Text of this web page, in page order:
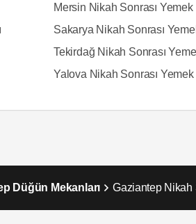
Mersin Nikah Sonrası Yemek
Sakarya Nikah Sonrası
Tekirdağ Nikah Sonrası
Yalova Nikah Sonrası Yemek
Düğün Mekanları Gaziantep Nikah